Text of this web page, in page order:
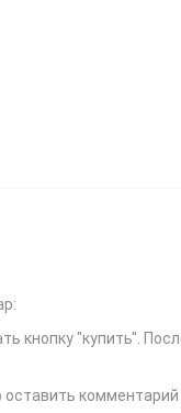
кнопку "купить".